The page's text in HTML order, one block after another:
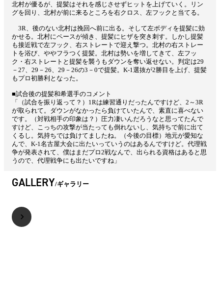
北村が優るが、提髪はそれを感じさせずヒットを上げていく。リン
グを回り、北村が前に来るところを右クロス、左フックと当てる。
3R、後のない北村は挽回へ前に出る。そして左ボディを提髪に効
かせる。北村にペースが傾き、提髪にヒザを突き刺す。しかし提髪
も接近戦で左フック、右ストレートで迎え撃つ。北村の右ストレー
トを浴び、ややフラつく提髪。北村は勢いを増してきて、左フッ
ク・右ストレートと提髪を襲うもダウンを奪い返せない。判定は29
－27、29－26、29－26の3－0で提髪。K-1選抜が2勝目を上げ、提髪
もプロ初勝利となった。
■試合後の提髪和希選手のコメント
「（試合を振り返って？）1Rは練習通りだったんですけど、2～3R
が取られて。ダウンがなかったら負けていたんで、素直に喜べない
です。（対戦相手の印象は？）圧力凄いんだろうなと思ってたんで
すけど、こっちの攻撃が当たっても倒れないし、気持ちで前に出て
くるし。気持ちでは負けてましたね。（今後の目標）地元が愛知な
んで、K-1名古屋大会に出たいっていうのはあるんですけど。代理戦
争が発表されて、僕はまだプロ2戦なんで、出られる資格はあると思
うので、代理戦争にも出たいですね」
GALLERY ギャラリー